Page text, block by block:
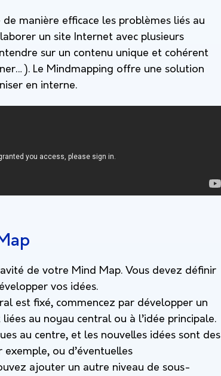
manière efficace les problèmes liés au
un site Internet avec plusieurs
sur un contenu unique et cohérent
Le Mindmapping offre une solution
en interne.
de votre Mind Map. Vous devez définir
vos idées.
est fixé, commencez par développer un
au noyau central ou à l’idée principale.
au centre, et les nouvelles idées sont des
ou d’éventuelles
ajouter un autre niveau de sous-